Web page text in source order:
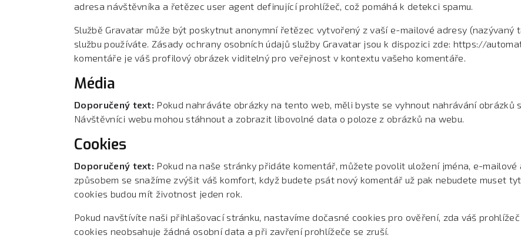
adresa návštěvníka a řetězec user agent definující prohlížeč, což pomáhá k detekci spamu.
Službě Gravatar může být poskytnut anonymní řetězec vytvořený z vaší e-mailové adresy
službu používáte. Zásady ochrany osobních údajů služby Gravatar jsou k dispozici zde: https://
komentáře je váš profilový obrázek viditelný pro veřejnost v kontextu vašeho komentáře.
Média
Doporučený text: Pokud nahráváte obrázky na tento web, měli byste se vyhnout nahrávání obrázků
Návštěvníci webu mohou stáhnout a zobrazit libovolné data o poloze z obrázků na webu.
Cookies
Doporučený text: Pokud na naše stránky přidáte komentář, můžete povolit uložení jména, e-
způsobem se snažíme zvýšit váš komfort, když budete psát nový komentář už pak nebudete muset
cookies budou mít životnost jeden rok.
Pokud navštívíte naši přihlašovací stránku, nastavíme dočasné cookies pro ověření, zda váš
cookies neobsahuje žádná osobní data a při zavření prohlížeče se zruší.